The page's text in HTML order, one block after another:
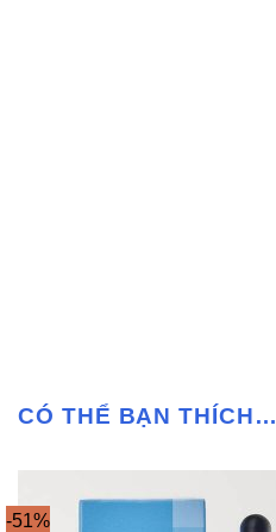
CÓ THỂ BẠN THÍCH…
-51%